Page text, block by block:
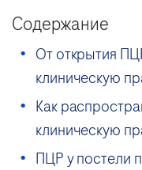
Содержание
От открытия
клиническую
Как
клиническую
ПЦР у постели